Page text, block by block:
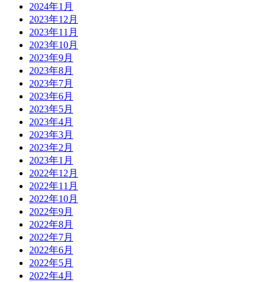
2024年1月
2023年12月
2023年11月
2023年10月
2023年9月
2023年8月
2023年7月
2023年6月
2023年5月
2023年4月
2023年3月
2023年2月
2023年1月
2022年12月
2022年11月
2022年10月
2022年9月
2022年8月
2022年7月
2022年6月
2022年5月
2022年4月